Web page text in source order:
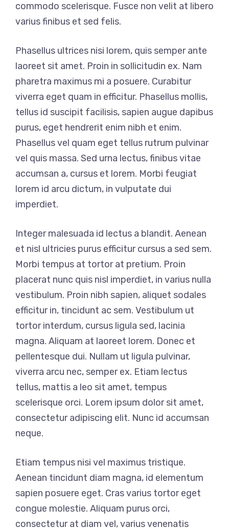
commodo scelerisque. Fusce non velit at libero
varius finibus et sed felis.
Phasellus ultrices nisi lorem, quis semper ante
laoreet sit amet. Proin in sollicitudin ex. Nam
pharetra maximus mi a posuere. Curabitur
viverra eget quam in efficitur. Phasellus mollis,
tellus id suscipit facilisis, sapien augue dapibus
purus, eget hendrerit enim nibh et enim.
Phasellus vel quam eget tellus rutrum pulvinar
vel quis massa. Sed urna lectus, finibus vitae
accumsan a, cursus et lorem. Morbi feugiat
lorem id arcu dictum, in vulputate dui
imperdiet.
Integer malesuada id lectus a blandit. Aenean
et nisl ultricies purus efficitur cursus a sed sem.
Morbi tempus at tortor at pretium. Proin
placerat nunc quis nisl imperdiet, in varius nulla
vestibulum. Proin nibh sapien, aliquet sodales
efficitur in, tincidunt ac sem. Vestibulum ut
tortor interdum, cursus ligula sed, lacinia
magna. Aliquam at laoreet lorem. Donec et
pellentesque dui. Nullam ut ligula pulvinar,
viverra arcu nec, semper ex. Etiam lectus
tellus, mattis a leo sit amet, tempus
scelerisque orci. Lorem ipsum dolor sit amet,
consectetur adipiscing elit. Nunc id accumsan
neque.
Etiam tempus nisi vel maximus tristique.
Aenean tincidunt diam magna, id elementum
sapien posuere eget. Cras varius tortor eget
congue molestie. Aliquam purus orci,
consectetur at diam vel, varius venenatis